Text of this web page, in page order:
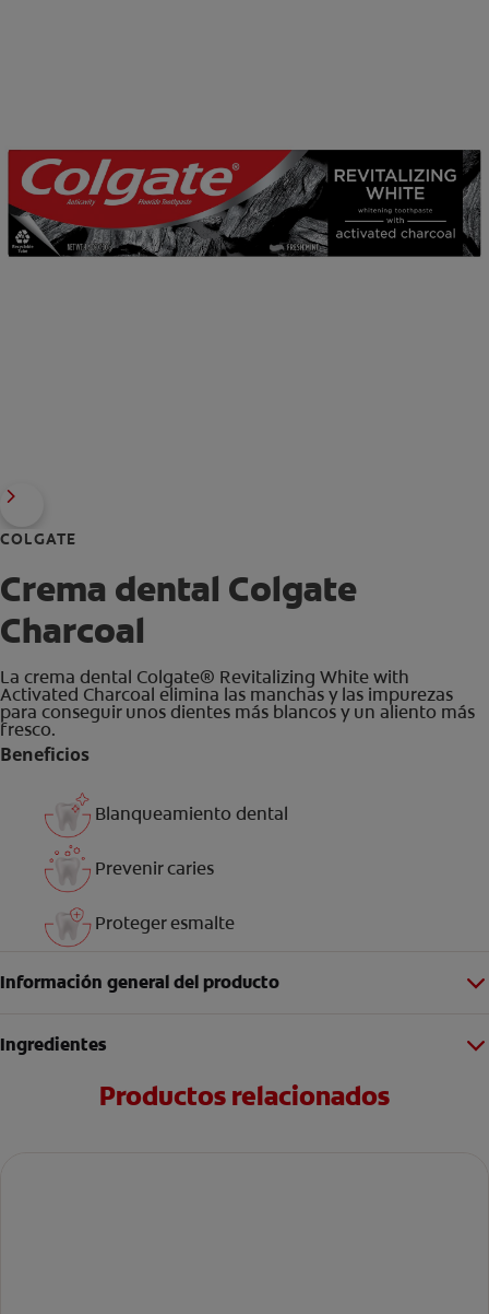
PARA PROFESIONALES
CUPONES
COLGATE
Crema dental Colgate
Charcoal
La crema dental Colgate® Revitalizing White with
Activated Charcoal elimina las manchas y las impurezas
para conseguir unos dientes más blancos y un aliento más
fresco.
Beneficios
Blanqueamiento dental
Prevenir caries
Proteger esmalte
Información general del producto
Ingredientes
Productos relacionados